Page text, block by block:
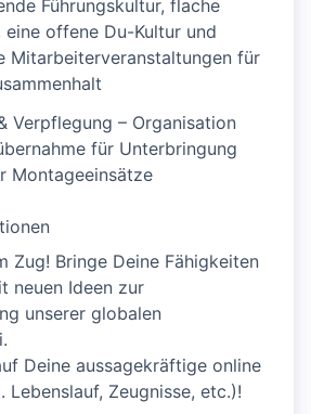
Führungskultur, flache
eine offene Du-Kultur und
Mitarbeiterveranstaltungen für
Verpflegung – Organisation
für Unterbringung
Montageeinsätze
Zug! Bringe Deine Fähigkeiten
neuen Ideen zur
unserer globalen
Deine aussagekräftige online
Lebenslauf, Zeugnisse, etc.)!